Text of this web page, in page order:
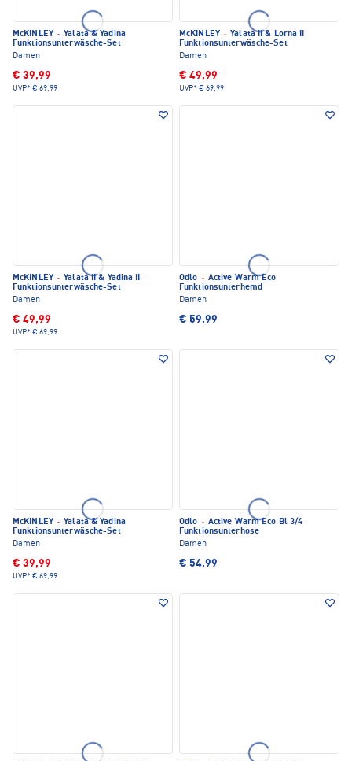
McKINLEY · Yalata & Yadina
Funktionsunterwäsche-Set
Damen
€ 39,99
UVP* € 69,99
McKINLEY · Yalata II & Lorna II
Funktionsunterwäsche-Set
Damen
€ 49,99
UVP* € 69,99
McKINLEY · Yalata II & Yadina II
Funktionsunterwäsche-Set
Damen
€ 49,99
UVP* € 69,99
Odlo · Active Warm Eco
Funktionsunterhemd
Damen
€ 59,99
McKINLEY · Yalata & Yadina
Funktionsunterwäsche-Set
Damen
€ 39,99
UVP* € 69,99
Odlo · Active Warm Eco Bl 3/4
Funktionsunterhose
Damen
€ 54,99